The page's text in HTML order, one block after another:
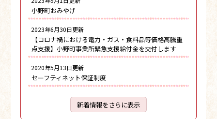
小野町おみやげ
2023年6月30日更新
【コロナ禍における電力・ガス・食料品等価格高騰重
点支援】小野町事業所緊急支援給付金を交付します
2020年5月13日更新
セーフティネット保証制度
新着情報をさらに表示